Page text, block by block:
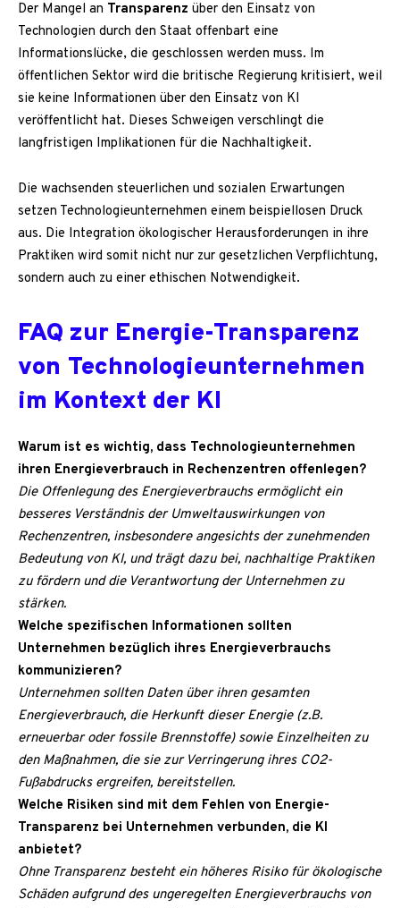
Der Mangel an Transparenz über den Einsatz von
Technologien durch den Staat offenbart eine
Informationslücke, die geschlossen werden muss. Im
öffentlichen Sektor wird die britische Regierung kritisiert, weil
sie keine Informationen über den Einsatz von KI
veröffentlicht hat. Dieses Schweigen verschlingt die
langfristigen Implikationen für die Nachhaltigkeit.
Die wachsenden steuerlichen und sozialen Erwartungen
setzen Technologieunternehmen einem beispiellosen Druck
aus. Die Integration ökologischer Herausforderungen in ihre
Praktiken wird somit nicht nur zur gesetzlichen Verpflichtung,
sondern auch zu einer ethischen Notwendigkeit.
FAQ zur Energie-Transparenz
von Technologieunternehmen
im Kontext der KI
Warum ist es wichtig, dass Technologieunternehmen
ihren Energieverbrauch in Rechenzentren offenlegen?
Die Offenlegung des Energieverbrauchs ermöglicht ein
besseres Verständnis der Umweltauswirkungen von
Rechenzentren, insbesondere angesichts der zunehmenden
Bedeutung von KI, und trägt dazu bei, nachhaltige Praktiken
zu fördern und die Verantwortung der Unternehmen zu
stärken.
Welche spezifischen Informationen sollten
Unternehmen bezüglich ihres Energieverbrauchs
kommunizieren?
Unternehmen sollten Daten über ihren gesamten
Energieverbrauch, die Herkunft dieser Energie (z.B.
erneuerbar oder fossile Brennstoffe) sowie Einzelheiten zu
den Maßnahmen, die sie zur Verringerung ihres CO2-
Fußabdrucks ergreifen, bereitstellen.
Welche Risiken sind mit dem Fehlen von Energie-
Transparenz bei Unternehmen verbunden, die KI
anbietet?
Ohne Transparenz besteht ein höheres Risiko für ökologische
Schäden aufgrund des ungeregelten Energieverbrauchs von